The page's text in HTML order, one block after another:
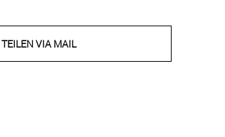
TEILEN VIA MAIL